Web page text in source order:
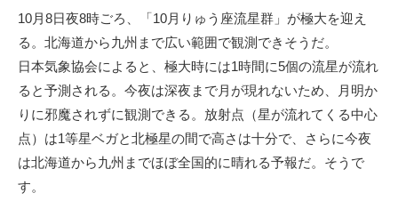
10月8日夜8時ごろ、「10月りゅう座流星群」が極大を迎え
る。北海道から九州まで広い範囲で観測できそうだ。
日本気象協会によると、極大時には1時間に5個の流星が流れ
ると予測される。今夜は深夜まで月が現れないため、月明か
りに邪魔されずに観測できる。放射点（星が流れてくる中心
点）は1等星ベガと北極星の間で高さは十分で、さらに今夜
は北海道から九州までほぼ全国的に晴れる予報だ。そうで
す。